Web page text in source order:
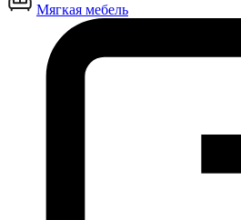
Мягкая мебель